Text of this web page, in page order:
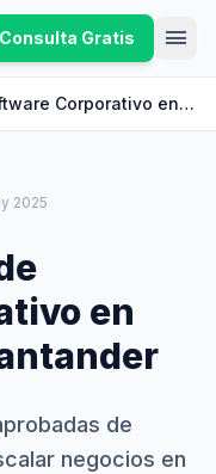
Consulta Gratis menu
Corporativo en
2025
en
de
negocios en